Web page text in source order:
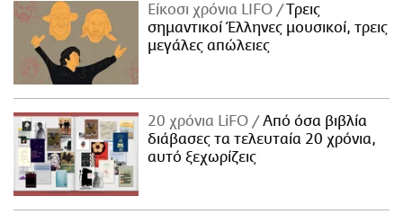
Είκοσι χρόνια LIFO
Tρεις
σημαντικοί Έλληνες μουσικοί, τρεις
μεγάλες απώλειες
20 χρόνια LiFO
Από όσα βιβλία
διάβασες τα τελευταία 20 χρόνια,
αυτό ξεχωρίζεις